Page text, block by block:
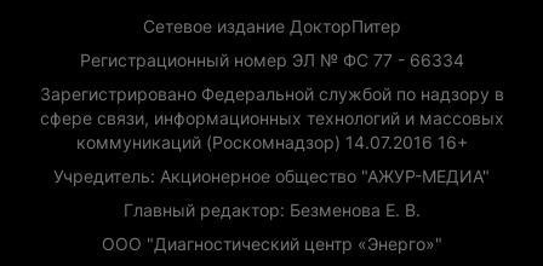
Сетевое издание ДокторПитер
Регистрационный номер ЭЛ № ФС 77 - 66334
Зарегистрировано Федеральной службой по надзору в
сфере связи, информационных технологий и массовых
коммуникаций (Роскомнадзор) 14.07.2016 16+
Учредитель: Акционерное общество "АЖУР-МЕДИА"
Главный редактор: Безменова Е. В.
ООО "Диагностический центр «Энерго»"